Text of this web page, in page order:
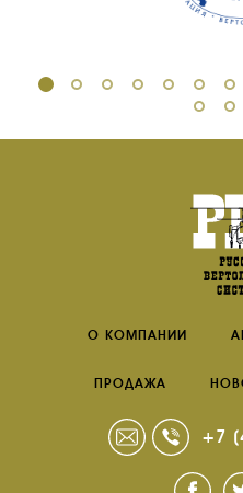
О КОМПАНИИ
ПРОДАЖА
+7